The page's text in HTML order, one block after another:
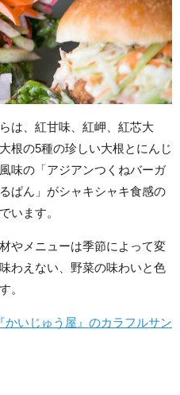
は、紅甘味、紅岬、紅芯大
根の5種の珍しい大根とにんじ
味の「アジアンつくねバーガ
ぱん」がシャキシャキ食感の
います。
やメニューは季節によって変
わえない、野菜の味わいと色
。
いじゅう屋』のカラフルサン